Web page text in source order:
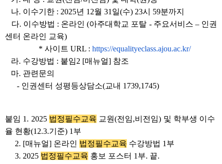
나. 이수기한 : 2025년 12월 31일(수) 23시 59분까지
다. 이수방법 : 온라인 (아주대학교 포탈 - 주요서비스 – 인권
센터 온라인 교육)
* 사이트 URL : https://equalityeclass.ajou.ac.kr/
라. 수강방법 : 붙임2 [매뉴얼] 참조
마. 관련문의
- 인권센터 성평등상담소(교내 1739,1745)
붙임 1. 2025 법정필수교육 교원(전임,비전임) 및 학부생 이수
율 현황(12.3.기준) 1부
2. [매뉴얼] 온라인 법정필수교육 수강방법 1부
3. 2025 법정필수교육 홍보 포스터 1부. 끝.